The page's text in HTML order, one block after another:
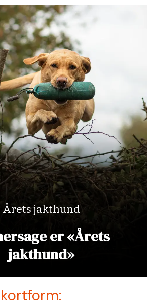
Årets jakthund
er «Årets
jakthund»